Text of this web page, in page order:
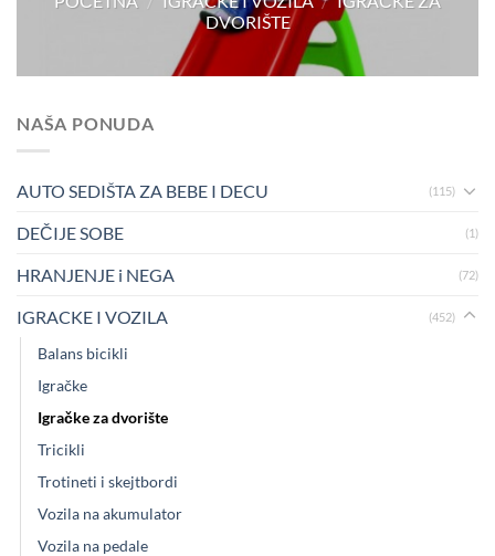
DVORIŠTE
NAŠA PONUDA
AUTO SEDIŠTA ZA BEBE I DECU (115)
DEČIJE SOBE (1)
HRANJENJE i NEGA (72)
IGRACKE I VOZILA (452)
Balans bicikli
Igračke
Igračke za dvorište
Tricikli
Trotineti i skejtbordi
Vozila na akumulator
Vozila na pedale